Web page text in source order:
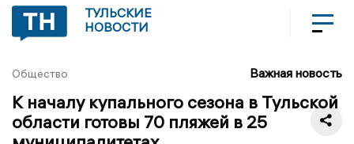
ТУЛЬСКИЕ
НОВОСТИ
Общество Важная новость
К началу купального сезона в Тульской
области готовы 70 пляжей в 25